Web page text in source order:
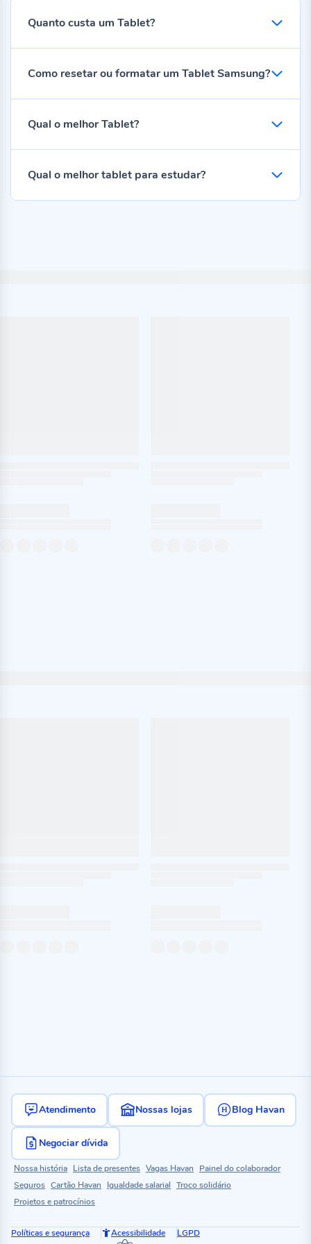
Quanto custa um Tablet?
Como resetar ou formatar um Tablet Samsung?
Qual o melhor Tablet?
Qual o melhor tablet para estudar?
Atendimento Nossas lojas Blog Havan
Negociar dívida
Nossa história Lista de presentes Vagas Havan
Painel do colaborador
Seguros Cartão Havan Igualdade salarial Troco solidário
Projetos e patrocínios
Políticas e segurança Acessibilidade
LGPD